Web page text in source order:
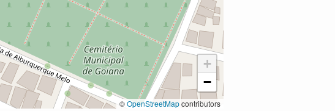
+
−
©OpenStreetMapcontributors